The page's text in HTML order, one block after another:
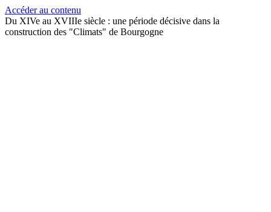
Accéder au contenu
Du XIVe au XVIIIe siècle : une période décisive dans la
construction des "Climats" de Bourgogne